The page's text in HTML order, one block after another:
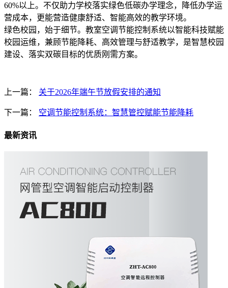
60%以上。不仅助力学校落实绿色低碳办学理念，降低办学运
营成本，更能营造健康舒适、智能高效的教学环境。
绿色校园，始于细节。教室空调节能控制系统以智能科技赋能
校园运维，兼顾节能降耗、高效管理与舒适教学，是智慧校园
建设、落实双碳目标的优质刚需方案。
上一篇： 关于2026年端午节放假安排的通知
下一篇： 空调节能控制系统：智慧管控赋能节能降耗
最新资讯